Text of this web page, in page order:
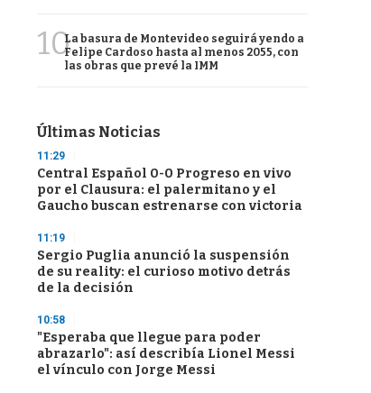
10La basura de Montevideo seguirá yendo a
Felipe Cardoso hasta al menos 2055, con
las obras que prevé la IMM
Últimas Noticias
11:29
Central Español 0-0 Progreso en vivo
por el Clausura: el palermitano y el
Gaucho buscan estrenarse con victoria
11:19
Sergio Puglia anunció la suspensión
de su reality: el curioso motivo detrás
de la decisión
10:58
"Esperaba que llegue para poder
abrazarlo": así describía Lionel Messi
el vínculo con Jorge Messi